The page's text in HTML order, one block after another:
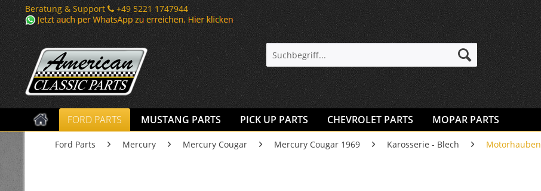
Beratung & Support
+49 5221 1747944
FORD PARTS MUSTANG PARTS PICK UP PARTS CHEVROLET PARTS MOPAR PARTS
Ford Parts Mercury Mercury Cougar Mercury Cougar 1969 Karosserie - Blech Motorhauben